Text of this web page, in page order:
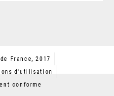
France, 2017
d'utilisation
conforme